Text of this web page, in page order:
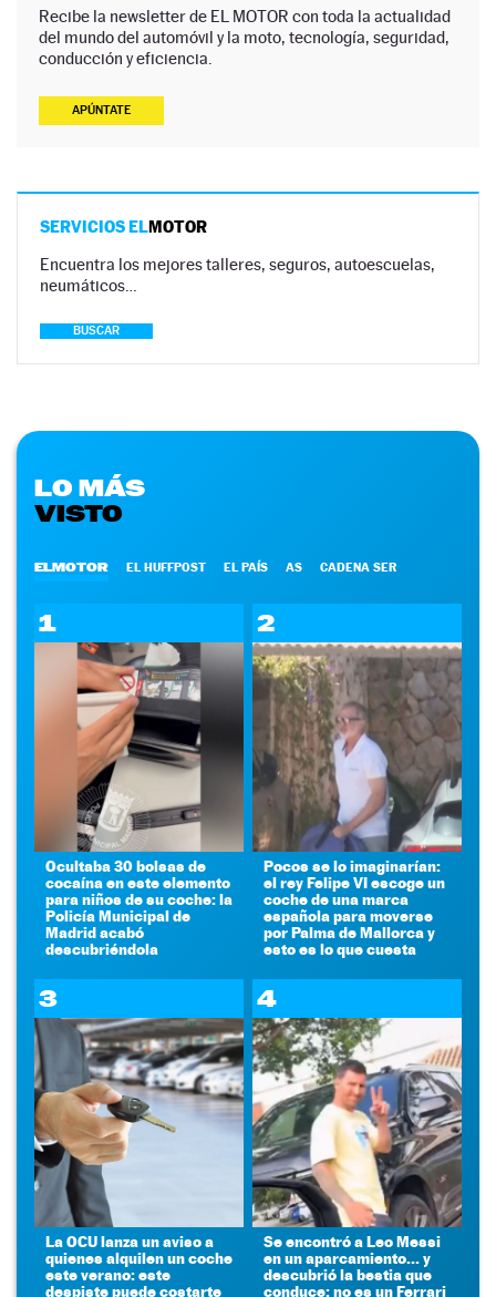
Recibe la newsletter de EL MOTOR con toda la actualidad
del mundo del automóvil y la moto, tecnología, seguridad,
conducción y eficiencia.
APÚNTATE
SERVICIOS ELMOTOR
Encuentra los mejores talleres, seguros, autoescuelas,
neumáticos…
BUSCAR
LO MÁS
VISTO
ELMOTOR EL HUFFPOST EL PAÍS AS CADENA SER
1
Ocultaba 30 bolsas de
cocaína en este elemento
para niños de su coche: la
Policía Municipal de
Madrid acabó
descubriéndola
2
Pocos se lo imaginarían:
el rey Felipe VI escoge un
coche de una marca
española para moverse
por Palma de Mallorca y
esto es lo que cuesta
3
La OCU lanza un aviso a
quienes alquilen un coche
este verano: este
despiste puede costarte
4
Se encontró a Leo Messi
en un aparcamiento... y
descubrió la bestia que
conduce: no es un Ferrari